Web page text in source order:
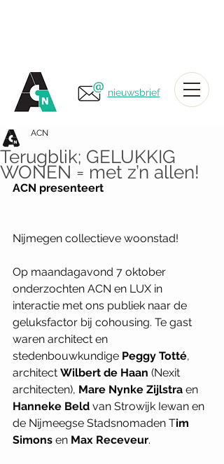
nieuwsbrief
Terugblik; GELUKKIG
WONEN = met z’n allen!
ACN
ACN presenteert
Nijmegen collectieve woonstad!
Op maandagavond 7 oktober
onderzochten ACN en LUX in
interactie met ons publiek naar de
geluksfactor bij cohousing. Te gast
waren architect en
stedenbouwkundige Peggy Totté,
architect Wilbert de Haan (Nexit
architecten), Mare Nynke Zijlstra en
Hanneke Beld van Strowijk Iewan en
de Nijmeegse Stadsnomaden Tim
Simons en Max Receveur.